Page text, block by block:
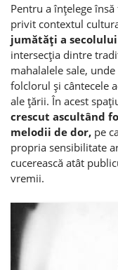
Pentru a înţelege
privit contextul
jumătăţi a
intersecţia dintre
mahalalele sale,
folclorul şi cântecele
ale ţării. În acest
crescut ascultând
melodii de dor, pe
propria sensibilitate
cucerească atât
vremii.